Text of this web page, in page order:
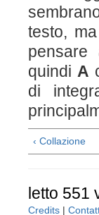
testo, ma
pensare
quindi A
di
‹ Collazione
letto 551
Credits |